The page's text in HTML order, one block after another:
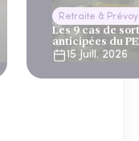
Retraite &
Les 9 cas de
anticipées du
15 Juill. 2026